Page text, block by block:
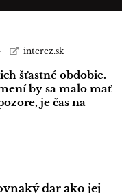
interez.sk
šťastné obdobie.
by sa malo mať
je čas na
dar ako jej